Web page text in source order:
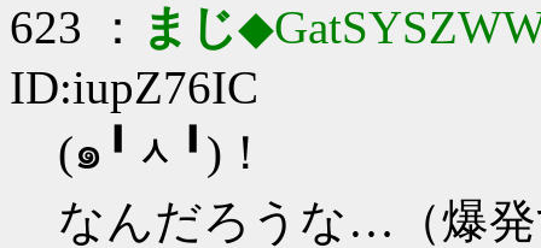
623 ： まじ
ID:iupZ76IC
(๑╹ᆺ╹)！
なんだろうな…（爆